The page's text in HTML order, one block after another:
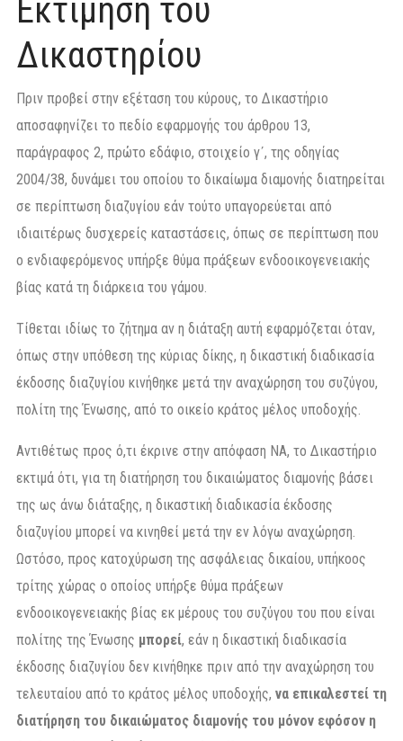
Εκτίμηση του
Δικαστηρίου
Πριν προβεί στην εξέταση του κύρους, το Δικαστήριο
αποσαφηνίζει το πεδίο εφαρμογής του άρθρου 13,
παράγραφος 2, πρώτο εδάφιο, στοιχείο γʹ, της οδηγίας
2004/38, δυνάμει του οποίου το δικαίωμα διαμονής διατηρείται
σε περίπτωση διαζυγίου εάν τούτο υπαγορεύεται από
ιδιαιτέρως δυσχερείς καταστάσεις, όπως σε περίπτωση που
ο ενδιαφερόμενος υπήρξε θύμα πράξεων ενδοοικογενειακής
βίας κατά τη διάρκεια του γάμου.
Τίθεται ιδίως το ζήτημα αν η διάταξη αυτή εφαρμόζεται όταν,
όπως στην υπόθεση της κύριας δίκης, η δικαστική διαδικασία
έκδοσης διαζυγίου κινήθηκε μετά την αναχώρηση του συζύγου,
πολίτη της Ένωσης, από το οικείο κράτος μέλος υποδοχής.
Αντιθέτως προς ό,τι έκρινε στην απόφαση NA, το Δικαστήριο
εκτιμά ότι, για τη διατήρηση του δικαιώματος διαμονής βάσει
της ως άνω διάταξης, η δικαστική διαδικασία έκδοσης
διαζυγίου μπορεί να κινηθεί μετά την εν λόγω αναχώρηση.
Ωστόσο, προς κατοχύρωση της ασφάλειας δικαίου, υπήκοος
τρίτης χώρας ο οποίος υπήρξε θύμα πράξεων
ενδοοικογενειακής βίας εκ μέρους του συζύγου του που είναι
πολίτης της Ένωσης μπορεί, εάν η δικαστική διαδικασία
έκδοσης διαζυγίου δεν κινήθηκε πριν από την αναχώρηση του
τελευταίου από το κράτος μέλος υποδοχής, να επικαλεστεί τη
διατήρηση του δικαιώματος διαμονής του μόνον εφόσον η